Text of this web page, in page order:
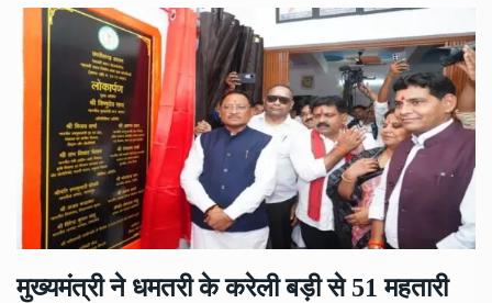
मुख्यमंत्री ने धमतरी के करेली बड़ी से 51 महतारी